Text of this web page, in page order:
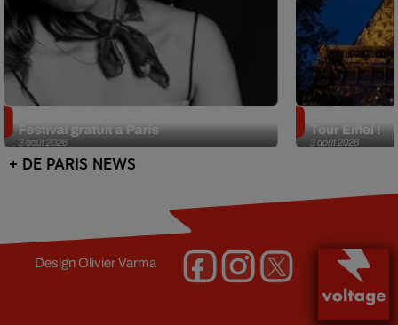
3 août 2026
Festival gratuit à Paris
3 août 2026
Tour Eiffel !
+ DE PARIS NEWS
DesignOlivier Varma